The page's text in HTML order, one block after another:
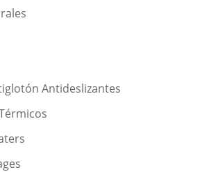
Antideslizantes